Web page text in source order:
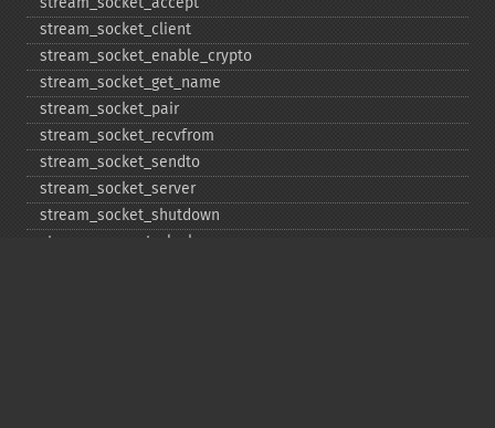
stream_​socket_​client
stream_​socket_​enable_​crypto
stream_​socket_​get_​name
stream_​socket_​pair
stream_​socket_​recvfrom
stream_​socket_​sendto
stream_​socket_​server
stream_​socket_​shutdown
stream_​supports_​lock